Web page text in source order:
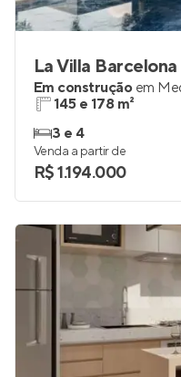
La Villa Barcelona
Em construção em
145 e 178 m²
3 e 4
Venda a partir de
R$ 1.194.000